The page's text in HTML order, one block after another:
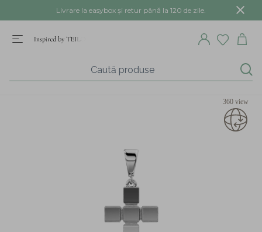
Livrare la easybox și retur până la 120 de zile.
360 view